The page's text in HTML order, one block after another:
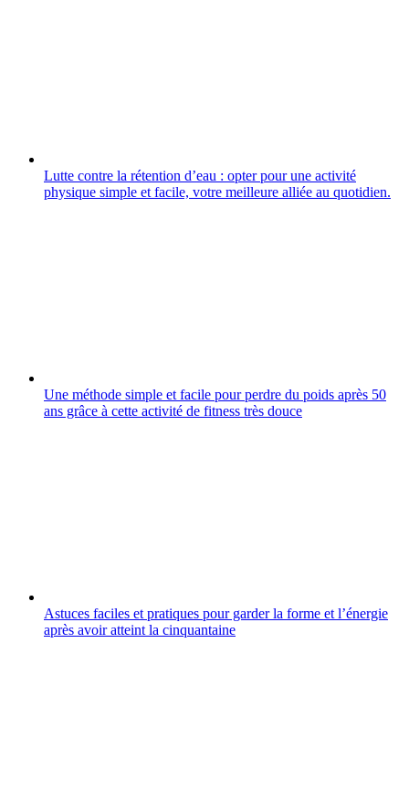
Lutte contre la rétention d’eau : opter pour une activité
physique simple et facile, votre meilleure alliée au quotidien.
Une méthode simple et facile pour perdre du poids après 50
ans grâce à cette activité de fitness très douce
Astuces faciles et pratiques pour garder la forme et l’énergie
après avoir atteint la cinquantaine